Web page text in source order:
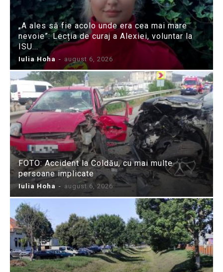
„A ales să fie acolo unde era cea mai mare
nevoie”: Lecția de curaj a Alexiei, voluntar la
ISU...
Iulia Hoha - august 6, 2026
FOTO: Accident la Coldău, cu mai multe
persoane implicate
Iulia Hoha - august 6, 2026